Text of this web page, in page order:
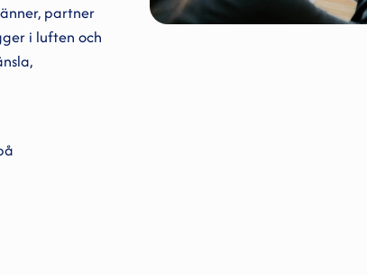
partner
i luften och